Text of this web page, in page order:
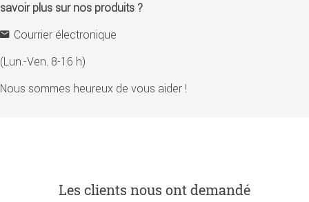
savoir plus sur nos produits ?
Courrier électronique
(Lun.-Ven. 8-16 h)
Nous sommes heureux de vous aider !
Les clients nous ont demandé